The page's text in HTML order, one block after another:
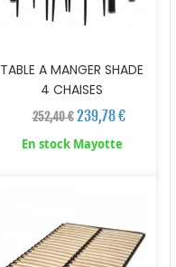
TABLE A MANGER SHADE
4 CHAISES
252,40 € 239,78 €
En stock Mayotte